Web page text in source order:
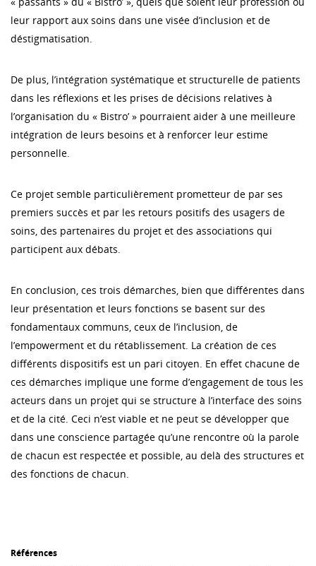
leur rapport aux soins dans une visée d’inclusion et de
déstigmatisation.
De plus, l’intégration systématique et structurelle de patients
dans les réflexions et les prises de décisions relatives à
l’organisation du « Bistro’ » pourraient aider à une meilleure
intégration de leurs besoins et à renforcer leur estime
personnelle.
Ce projet semble particulièrement prometteur de par ses
premiers succès et par les retours positifs des usagers de
soins, des partenaires du projet et des associations qui
participent aux débats.
En conclusion, ces trois démarches, bien que différentes dans
leur présentation et leurs fonctions se basent sur des
fondamentaux communs, ceux de l’inclusion, de
l’empowerment et du rétablissement. La création de ces
différents dispositifs est un pari citoyen. En effet chacune de
ces démarches implique une forme d’engagement de tous les
acteurs dans un projet qui se structure à l’interface des soins
et de la cité. Ceci n’est viable et ne peut se développer que
dans une conscience partagée qu’une rencontre où la parole
de chacun est respectée et possible, au delà des structures et
des fonctions de chacun.
Références